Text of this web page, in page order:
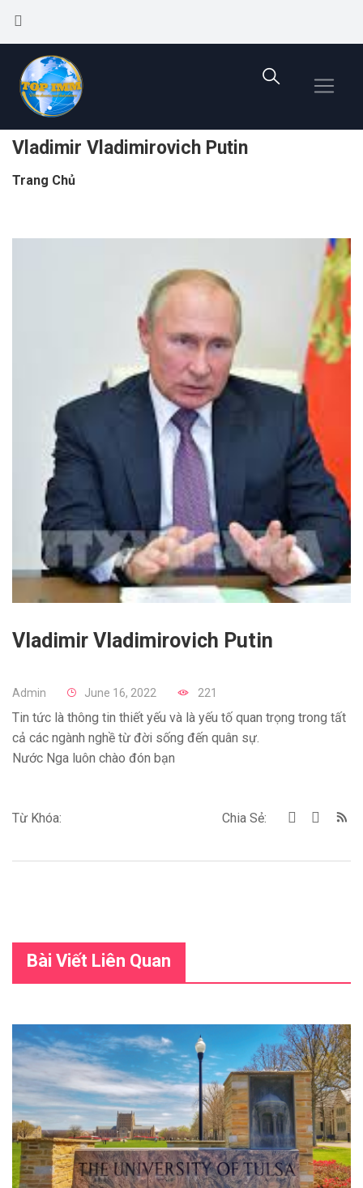
Vladimir Vladimirovich Putin
Trang Chủ
Vladimir Vladimirovich Putin
Admin June 16, 2022 221
Tin tức là thông tin thiết yếu và là yếu tố quan trọng trong tất
cả các ngành nghề từ đời sống đến quân sự.
Nước Nga luôn chào đón bạn
Từ Khóa: Chia Sẻ:
Bài Viết Liên Quan